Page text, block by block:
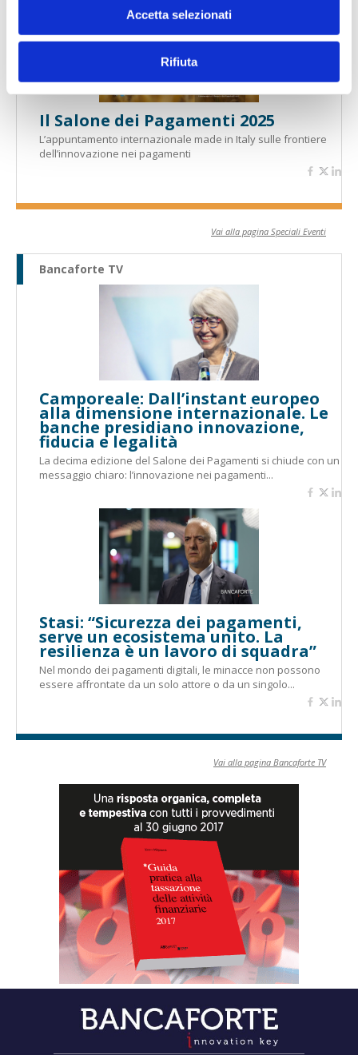
Accetta selezionati
Rifiuta
Il Salone dei Pagamenti 2025
L’appuntamento internazionale made in Italy sulle frontiere
dell’innovazione nei pagamenti
Vai alla pagina Speciali Eventi
Bancaforte TV
Camporeale: Dall’instant europeo
alla dimensione internazionale. Le
banche presidiano innovazione,
fiducia e legalità
La decima edizione del Salone dei Pagamenti si chiude con un
messaggio chiaro: l’innovazione nei pagamenti...
Stasi: “Sicurezza dei pagamenti,
serve un ecosistema unito. La
resilienza è un lavoro di squadra”
Nel mondo dei pagamenti digitali, le minacce non possono
essere affrontate da un solo attore o da un singolo...
Vai alla pagina Bancaforte TV